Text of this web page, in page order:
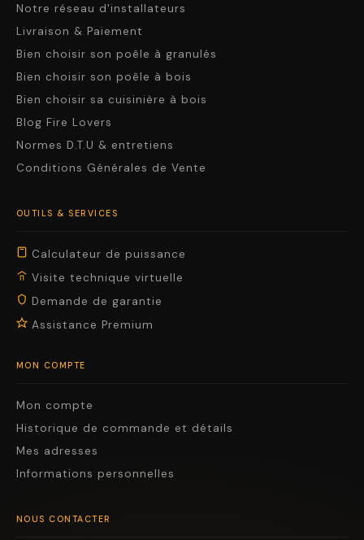
Notre réseau d'installateurs
Livraison & Paiement
Bien choisir son poêle à granulés
Bien choisir son poêle à bois
Bien choisir sa cuisinière à bois
Blog Fire Lovers
Normes D.T.U & entretiens
Conditions Générales de Vente
OUTILS & SERVICES
Calculateur de puissance
Visite technique virtuelle
Demande de garantie
Assistance Premium
MON COMPTE
Mon compte
Historique de commande et détails
Mes adresses
Informations personnelles
NOUS CONTACTER